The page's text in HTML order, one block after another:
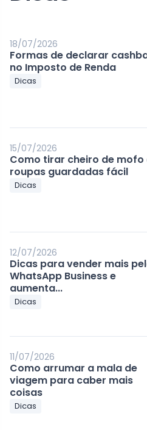
18/07/2026
Formas de declarar
no Imposto de Renda
Dicas
15/07/2026
Como tirar cheiro de mofo
roupas guardadas fácil
Dicas
12/07/2026
Dicas para vender mais
WhatsApp Business e
aumenta...
Dicas
11/07/2026
Como arrumar a mala de
viagem para caber mais
coisas
Dicas